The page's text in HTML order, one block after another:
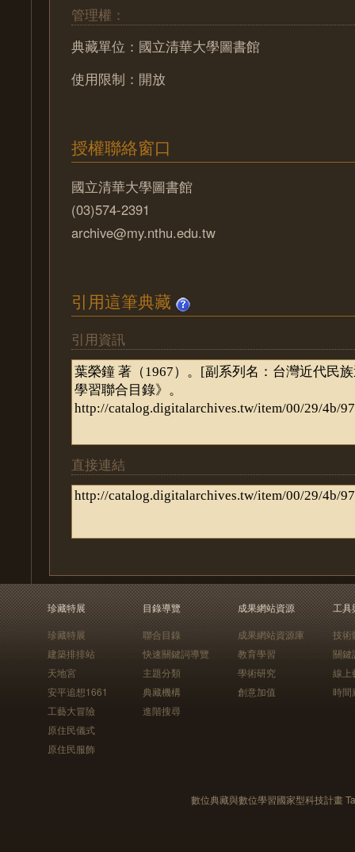
管理權：
典藏單位：國立清華大學圖書館
使用限制：開放
授權聯絡窗口
國立清華大學圖書館
(03)574-2391
archive@my.nthu.edu.tw
引用這筆典藏
引用資訊
直接連結
珍藏特展
珍藏特展
建築排排站
天地宮
安平追想1661
工藝大冒險
原住民儀式
原住民服飾
目錄導覽
聯合目錄
快速關鍵詞導覽
主題分類
典藏機構
進階搜尋
成果網站資源
成果網站資源庫
教育學習
學術研究
創意加值
工具
技術
關鍵
線上
時間
數位典藏與數位學習國家型科技計畫